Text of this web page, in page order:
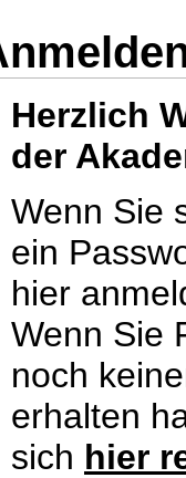
Herzlich
der
Wenn Sie
ein
hier
Wenn Sie
noch
erhalten
sich hier